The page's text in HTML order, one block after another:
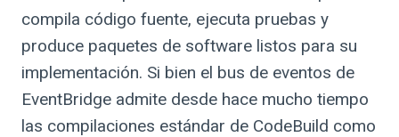
compila código fuente, ejecuta pruebas y
produce paquetes de software listos para su
implementación. Si bien el bus de eventos de
EventBridge admite desde hace mucho tiempo
las compilaciones estándar de CodeBuild como